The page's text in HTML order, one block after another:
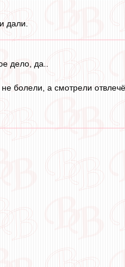
дали.
дело, да..
болели, а смотрели